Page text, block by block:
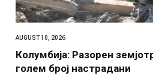
AUGUST 10, 2026
Колумбија: Разорен
голем број настрадани